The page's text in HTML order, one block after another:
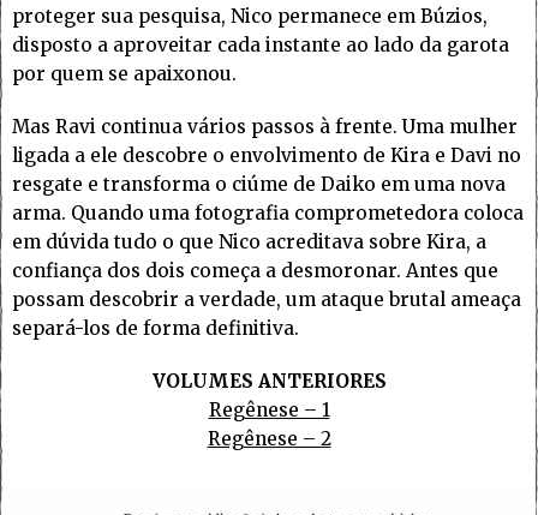
proteger sua pesquisa, Nico permanece em Búzios,
disposto a aproveitar cada instante ao lado da garota
por quem se apaixonou.
Mas Ravi continua vários passos à frente. Uma mulher
ligada a ele descobre o envolvimento de Kira e Davi no
resgate e transforma o ciúme de Daiko em uma nova
arma. Quando uma fotografia comprometedora coloca
em dúvida tudo o que Nico acreditava sobre Kira, a
confiança dos dois começa a desmoronar. Antes que
possam descobrir a verdade, um ataque brutal ameaça
separá-los de forma definitiva.
VOLUMES ANTERIORES
Regênese – 1
Regênese – 2